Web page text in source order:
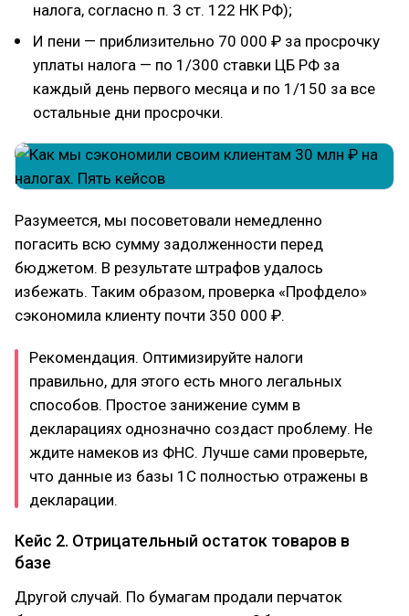
налога, согласно п. 3 ст. 122 НК РФ);
И пени — приблизительно 70 000 ₽ за просрочку
уплаты налога — по 1/300 ставки ЦБ РФ за
каждый день первого месяца и по 1/150 за все
остальные дни просрочки.
Разумеется, мы посоветовали немедленно
погасить всю сумму задолженности перед
бюджетом. В результате штрафов удалось
избежать. Таким образом, проверка «Профдело»
сэкономила клиенту почти 350 000 ₽.
Рекомендация. Оптимизируйте налоги
правильно, для этого есть много легальных
способов. Простое занижение сумм в
декларациях однозначно создаст проблему. Не
ждите намеков из ФНС. Лучше сами проверьте,
что данные из базы 1С полностью отражены в
декларации.
Кейс 2. Отрицательный остаток товаров в
базе
Другой случай. По бумагам продали перчаток